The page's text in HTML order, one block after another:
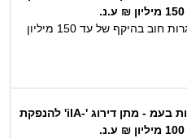
מתן דירוג '-ilA' להנפקת איגרות חוב בהיקף של עד 150 מיליון
דירוג הנפקה: אפקון החזקות בעמ - מתן דירוג '-ilA' להנפקת